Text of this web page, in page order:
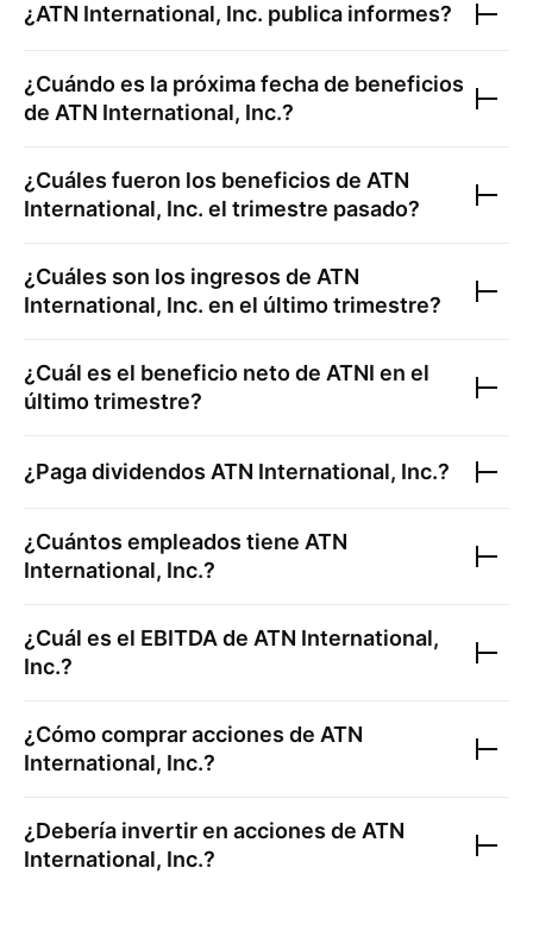
¿ATN International, Inc. publica informes?
¿Cuándo es la próxima fecha de beneficios
de ATN International, Inc.?
¿Cuáles fueron los beneficios de ATN
International, Inc. el trimestre pasado?
¿Cuáles son los ingresos de ATN
International, Inc. en el último trimestre?
¿Cuál es el beneficio neto de ATNI en el
último trimestre?
¿Paga dividendos ATN International, Inc.?
¿Cuántos empleados tiene ATN
International, Inc.?
¿Cuál es el EBITDA de ATN International,
Inc.?
¿Cómo comprar acciones de ATN
International, Inc.?
¿Debería invertir en acciones de ATN
International, Inc.?